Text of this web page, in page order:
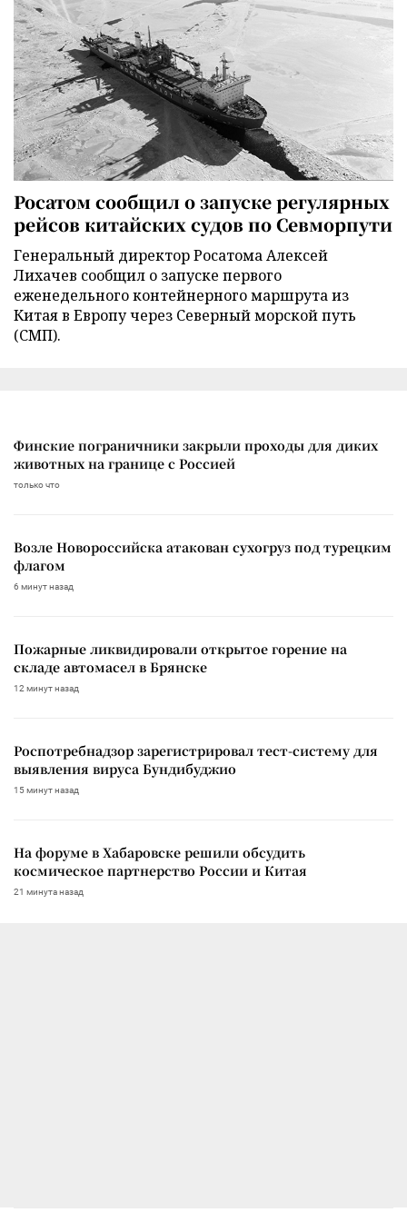
Росатом сообщил о запуске регулярных
рейсов китайских судов по Севморпути
Генеральный директор Росатома Алексей
Лихачев сообщил о запуске первого
еженедельного контейнерного маршрута из
Китая в Европу через Северный морской путь
(СМП).
Финские пограничники закрыли проходы для диких
животных на границе с Россией
только что
Возле Новороссийска атакован сухогруз под турецким
флагом
6 минут назад
Пожарные ликвидировали открытое горение на
складе автомасел в Брянске
12 минут назад
Роспотребнадзор зарегистрировал тест-систему для
выявления вируса Бундибуджио
15 минут назад
На форуме в Хабаровске решили обсудить
космическое партнерство России и Китая
21 минута назад